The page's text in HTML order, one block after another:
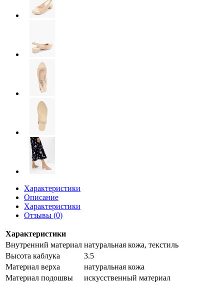
Характеристики
Описание
Характеристики
Отзывы (0)
Характеристики
Внутренний материал натуральная кожа, текстиль
Высота каблука
3.5
Материал верха
натуральная кожа
Материал подошвы
искусственный материал